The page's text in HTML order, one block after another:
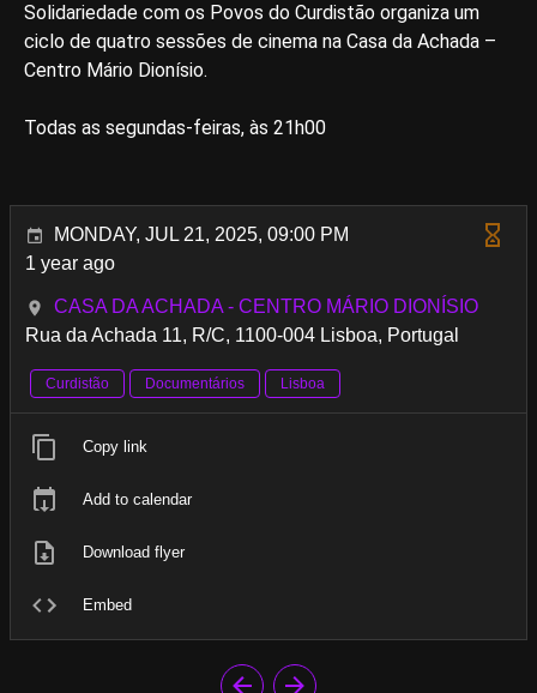
Solidariedade com os Povos do Curdistão organiza um
ciclo de quatro sessões de cinema na Casa da Achada –
Centro Mário Dionísio.
Todas as segundas-feiras, às 21h00
MONDAY, JUL 21, 2025, 09:00 PM
1 year ago
CASA DA ACHADA - CENTRO MÁRIO DIONÍSIO
Rua da Achada 11, R/C, 1100-004 Lisboa, Portugal
Curdistão Documentários Lisboa
Copy link
Add to calendar
Download flyer
Embed